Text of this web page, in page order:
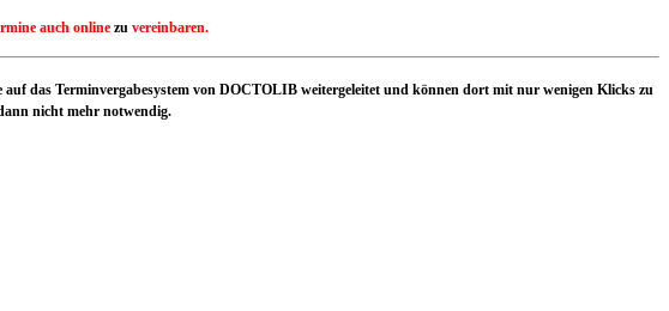
auch onlinezu vereinbaren.
das Terminvergabesystem von DOCTOLIB weitergeleitet und können dort mit nur wenigen Klicks zu
nicht mehr notwendig.